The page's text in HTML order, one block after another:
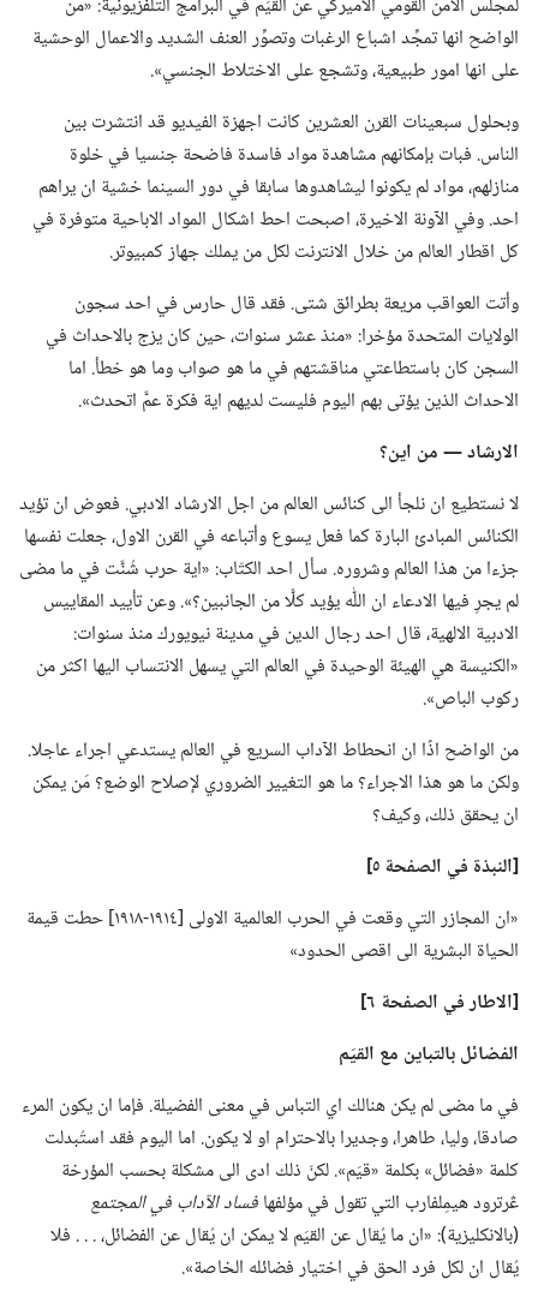
لمجلس الامن القومي الاميركي عن القيَم في البرامج التلفزيونية:‏ «من
الواضح انها تمجِّد اشباع الرغبات وتصوِّر العنف الشديد والاعمال الوحشية
على انها امور طبيعية،‏ وتشجع على الاختلاط الجنسي».‏
وبحلول سبعينات القرن العشرين كانت اجهزة الفيديو قد انتشرت بين
الناس.‏ فبات بإمكانهم مشاهدة مواد فاسدة فاضحة جنسيا في خلوة
منازلهم،‏ مواد لم يكونوا ليشاهدوها سابقا في دور السينما خشية ان يراهم
احد.‏ وفي الآونة الاخيرة،‏ اصبحت احط اشكال المواد الاباحية متوفرة في
كل اقطار العالم من خلال الانترنت لكل من يملك جهاز كمبيوتر.‏
وأتت العواقب مريعة بطرائق شتى.‏ فقد قال حارس في احد سجون
الولايات المتحدة مؤخرا:‏ «منذ عشر سنوات،‏ حين كان يزج بالاحداث في
السجن كان باستطاعتي مناقشتهم في ما هو صواب وما هو خطأ.‏ اما
الاحداث الذين يؤتى بهم اليوم فليست لديهم اية فكرة عمَّ اتحدث».‏
الارشاد —‏ من اين؟‏
لا نستطيع ان نلجأ الى كنائس العالم من اجل الارشاد الادبي.‏ فعوض ان تؤيد
الكنائس المبادئ البارة كما فعل يسوع وأتباعه في القرن الاول،‏ جعلت نفسها
جزءا من هذا العالم وشروره.‏ سأل احد الكتّاب:‏ «اية حرب شُنَّت في ما مضى
لم يجرِ فيها الادعاء ان اللّٰه يؤيد كلًّا من الجانبين؟‏».‏ وعن تأييد المقاييس
الادبية الالهية،‏ قال احد رجال الدين في مدينة نيويورك منذ سنوات:‏
«الكنيسة هي الهيئة الوحيدة في العالم التي يسهل الانتساب اليها اكثر من
ركوب الباص».‏
من الواضح اذًا ان انحطاط الآداب السريع في العالم يستدعي اجراء عاجلا.‏
ولكن ما هو هذا الاجراء؟‏ ما هو التغيير الضروري لإصلاح الوضع؟‏ مَن يمكن
ان يحقق ذلك،‏ وكيف؟‏
‏[النبذة في الصفحة ٥]‏
‏«ان المجازر التي وقعت في الحرب العالمية الاولى [١٩١٤-‏١٩١٨] حطت قيمة
الحياة البشرية الى اقصى الحدود»‏
‏[الاطارفي الصفحة ٦]‏
الفضائل بالتباين مع القيَم
في ما مضى لم يكن هنالك اي التباس في معنى الفضيلة.‏ فإما ان يكون المرء
صادقا،‏ وليا،‏ طاهرا،‏ وجديرا بالاحترام او لا يكون.‏ اما اليوم فقد استُبدلت
كلمة «فضائل» بكلمة «قيَم».‏ لكنّ ذلك ادى الى مشكلة بحسب المؤرخة
ڠرترود هيمِلفارب التي تقول في مؤلفهافساد الآدابفيالمجتمع
‏(‏بالانكليزية)‏:‏ «ان ما يُقال عن القيَم لا يمكن ان يُقال عن الفضائل،‏ .‏ .‏ .‏ فلا
يُقال ان لكل فرد الحق في اختيار فضائله الخاصة».‏